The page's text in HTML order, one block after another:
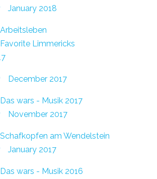
January 2018
Arbeitsleben
Favorite Limmericks
December 2017
Das wars - Musik 2017
November 2017
Schafkopfen am Wendelstein
January 2017
Das wars - Musik 2016